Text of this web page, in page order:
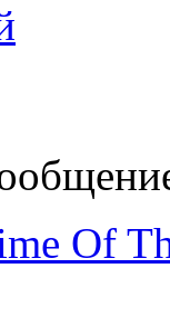
Of